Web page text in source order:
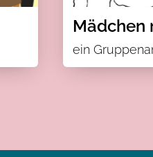
Mädchen
ein